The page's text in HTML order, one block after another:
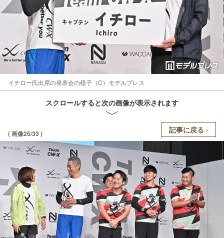
イチロー氏出席の発表会の様子（C）モデルプレス
スクロールすると次の画像が表示されます
( 画像25/33 ) 記事に戻る